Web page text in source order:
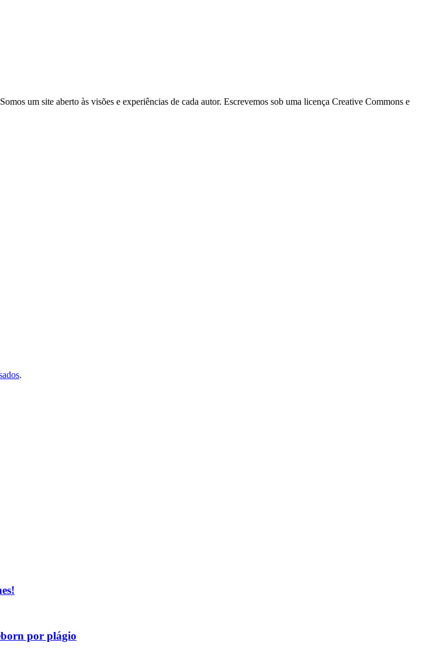
um site aberto às visões e experiências de cada autor. Escrevemos sob uma licença Creative Commons e
.
por plágio